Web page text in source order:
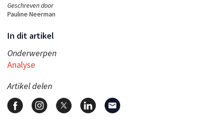
Geschreven door
Pauline Neerman
In dit artikel
Onderwerpen
Analyse
Artikel delen